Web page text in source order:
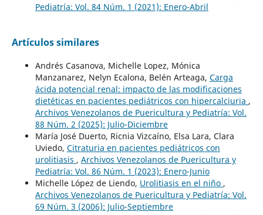
Pediatría: Vol. 84 Núm. 1 (2021): Enero-Abril
Artículos similares
Andrés Casanova, Michelle Lopez, Mónica
Manzanarez, Nelyn Ecalona, Belén Arteaga, Carga
ácida potencial renal: impacto de las modificaciones
dietéticas en pacientes pediátricos con hipercalciuria ,
Archivos Venezolanos de Puericultura y Pediatría: Vol.
88 Núm. 2 (2025): Julio-Diciembre
María José Duerto, Ricnia Vizcaíno, Elsa Lara, Clara
Uviedo, Citraturia en pacientes pediátricos con
urolitiasis , Archivos Venezolanos de Puericultura y
Pediatría: Vol. 86 Núm. 1 (2023): Enero-Junio
Michelle López de Liendo, Urolitiasis en el niño ,
Archivos Venezolanos de Puericultura y Pediatría: Vol.
69 Núm. 3 (2006): Julio-Septiembre